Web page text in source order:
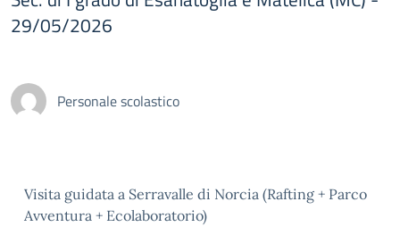
29/05/2026
Personale scolastico
Visita guidata a Serravalle di Norcia (Rafting + Parco
Avventura + Ecolaboratorio)